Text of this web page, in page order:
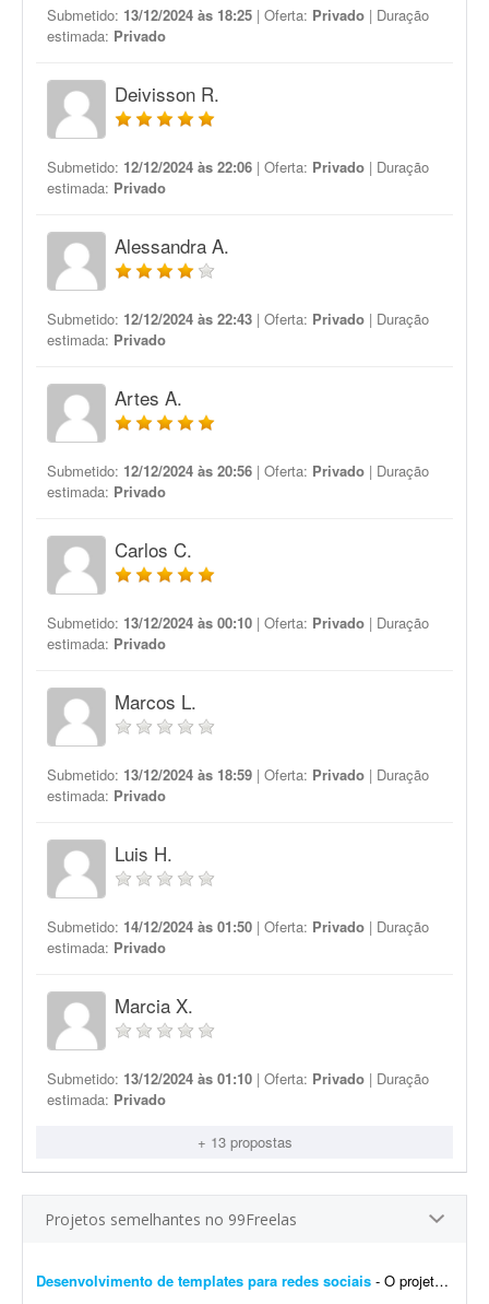
Submetido: 13/12/2024 às 18:25 | Oferta: Privado | Duração
estimada: Privado
Deivisson R.
Submetido: 12/12/2024 às 22:06 | Oferta: Privado | Duração
estimada: Privado
Alessandra A.
Submetido: 12/12/2024 às 22:43 | Oferta: Privado | Duração
estimada: Privado
Artes A.
Submetido: 12/12/2024 às 20:56 | Oferta: Privado | Duração
estimada: Privado
Carlos C.
Submetido: 13/12/2024 às 00:10 | Oferta: Privado | Duração
estimada: Privado
Marcos L.
Submetido: 13/12/2024 às 18:59 | Oferta: Privado | Duração
estimada: Privado
Luis H.
Submetido: 14/12/2024 às 01:50 | Oferta: Privado | Duração
estimada: Privado
Marcia X.
Submetido: 13/12/2024 às 01:10 | Oferta: Privado | Duração
estimada: Privado
+ 13 propostas
Projetos semelhantes no 99Freelas
Desenvolvimento de templates para redes sociais - O projeto consiste em: Dar continuidade a uma identidade visual já existente (logotipo, paleta e tipografia já estão prontos). Já possuem brand kit pronto e a demo da p...